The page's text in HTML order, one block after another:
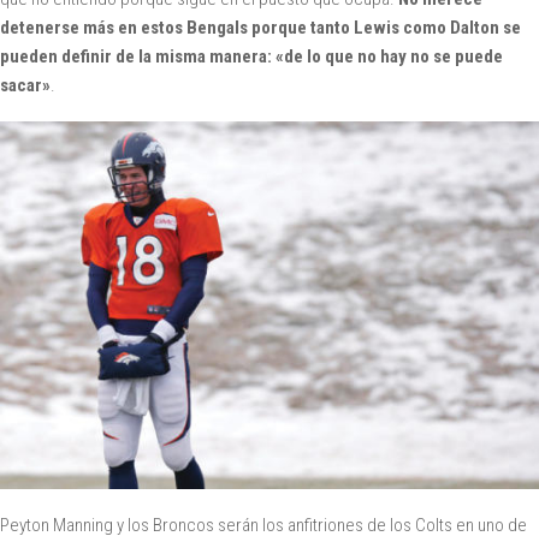
detenerse más en estos Bengals porque tanto Lewis como Dalton se
pueden definir de la misma manera: «de lo que no hay no se puede
sacar».
Peyton Manning y los Broncos serán los anfitriones de los Colts en uno de